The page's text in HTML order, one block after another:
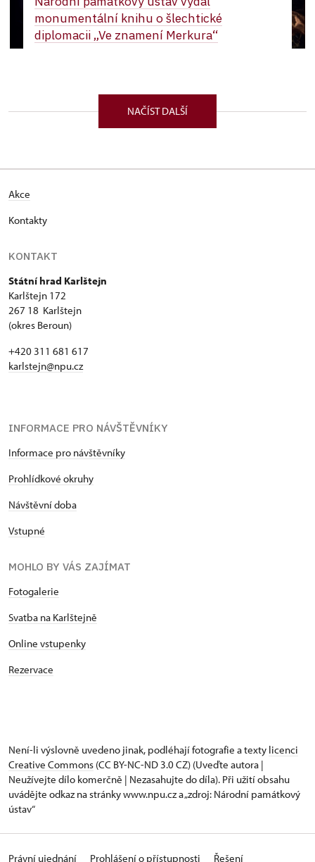
monumentální knihu o šlechtické
diplomacii „Ve znamení Merkura“
NAČÍST DALŠÍ
Akce
Kontakty
KONTAKT
Státní hrad Karlštejn
Karlštejn 172
267 18 Karlštejn
(okres Beroun)
+420 311 681 617
karlstejn@npu.cz
INFORMACE PRO NÁVŠTĚVNÍKY
Informace pro návštěvníky
Prohlídkové okruhy
Návštěvní doba
Vstupné
MOHLO BY VÁS ZAJÍMAT
Fotogalerie
Svatba na Karlštejně
Online vstupenky
Rezervace
Není-li výslovně uvedeno jinak, podléhají fotografie a texty licenci
Creative Commons (CC BY-NC-ND 3.0 CZ) (Uveďte autora |
Neužívejte dílo komerčně | Nezasahujte do díla). Při užití obsahu
uvádějte odkaz na stránky www.npu.cz a „zdroj: Národní památkový
ústav“
Právní ujednání Prohlášení o přístupnosti Řešení